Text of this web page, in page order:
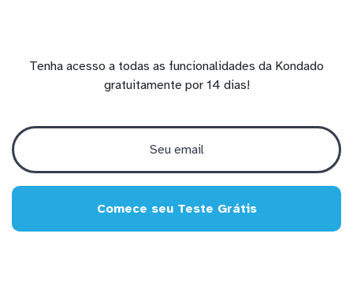
Tenha acesso a todas as funcionalidades da Kondado
gratuitamente por 14 dias!
Comece seu Teste Grátis